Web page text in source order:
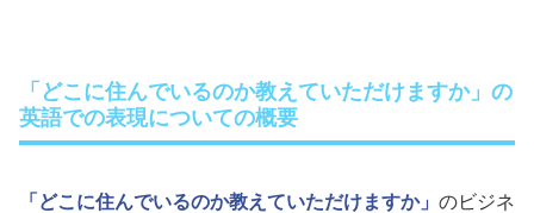
「どこに住んでいるのか教えていただけますか」の
英語での表現についての概要
「どこに住んでいるのか教えていただけますか」 のビジネ